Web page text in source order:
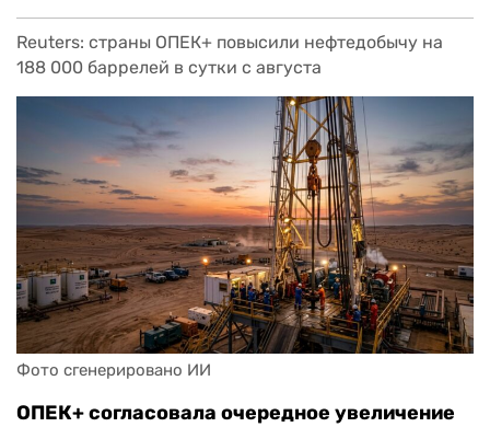
Reuters: страны ОПЕК+ повысили нефтедобычу на
188 000 баррелей в сутки с августа
Фото сгенерировано ИИ
ОПЕК+ согласовала очередное увеличение